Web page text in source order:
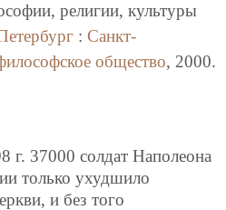
религии, культуры
: Санкт-
общество, 2000.
г. 37000 солдат Наполеона
только ухудшило
и без того